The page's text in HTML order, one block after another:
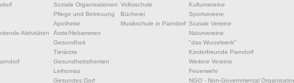
Aktivitäten
Soziale Organisationen
Pflege und Betreuung
Apotheke
Ärzte/Hebammen
Gesundheit
Tierärzte
Gesundheitsthemen
Leihomas
Gesundes Dorf
Volksschule
Bücherei
Musikschule in Parndorf
Kulturvereine
Sportvereine
Soziale Vereine
Naturvereine
"das Wurzelwerk"
Kinderfreunde Parndorf
Weitere Vereine
Feuerwehr
NGO - Non-Governmental